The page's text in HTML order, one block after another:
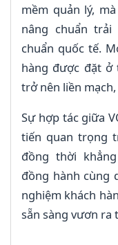
mềm quản lý,
nâng chuẩn
chuẩn quốc tế.
hàng được đặt ở
trở nên liền
Sự hợp tác giữa
tiến quan trọng
đồng thời
đồng hành cùng
nghiệm khách
sẵn sàng vươn